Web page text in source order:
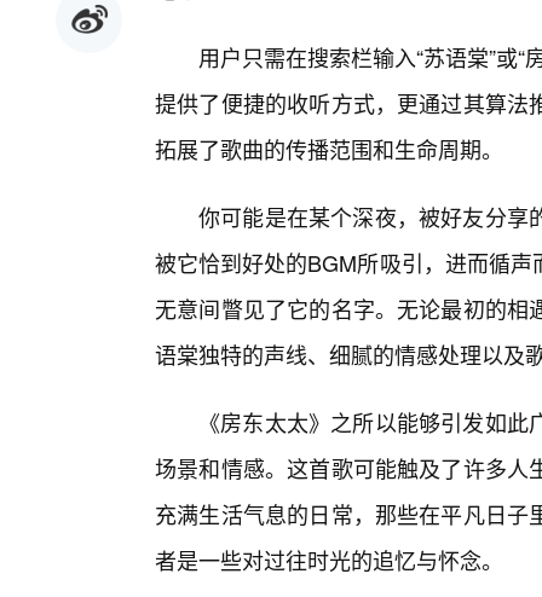
用户只需在搜索栏输入“苏语棠”或
提供了便捷的收听方式，更通过其算
拓展了歌曲的传播范围和生命周期。
你可能是在某个深夜，被好友分享
被它恰到好处的BGM所吸引，进而循
无意间瞥见了它的名字。无论最初的
语棠独特的声线、细腻的情感处理以及
《房东太太》之所以能够引发如
场景和情感。这首歌可能触及了许多
充满生活气息的日常，那些在平凡日
者是一些对过往时光的追忆与怀念。